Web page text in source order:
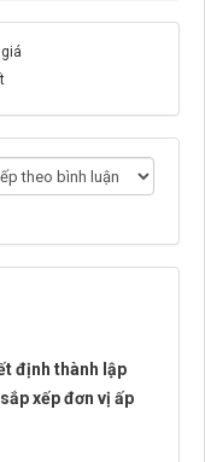
định thành lập
xếp đơn vị ấp